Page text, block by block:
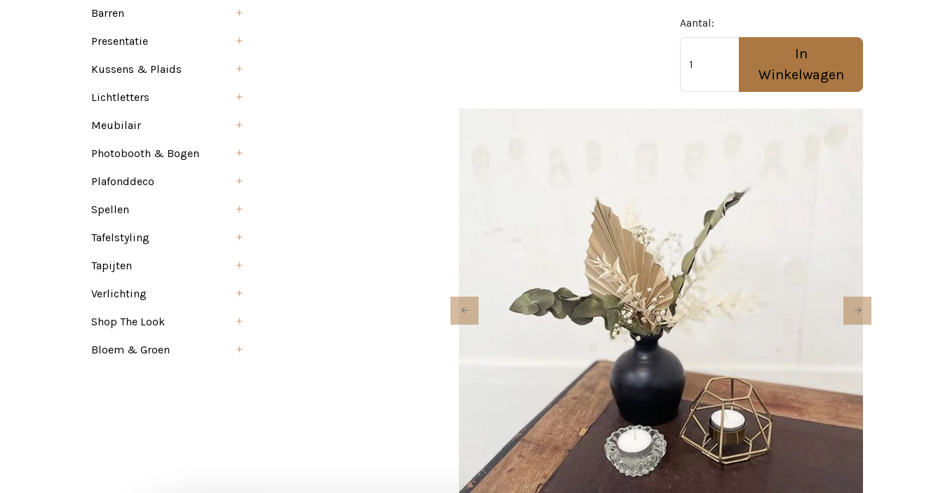
Barren
Presentatie
Kussens & Plaids
Lichtletters
Meubilair
Photobooth & Bogen
Plafonddeco
Spellen
Tafelstyling
Tapijten
Verlichting
Shop The Look
Bloem & Groen
Aantal:
In
Winkelwagen
Previous Next